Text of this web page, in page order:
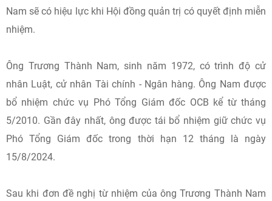
Nam sẽ có hiệu lực khi Hội đồng quản trị có quyết định miễn
nhiệm.
Ông Trương Thành Nam, sinh năm 1972, có trình độ cử
nhân Luật, cử nhân Tài chính - Ngân hàng. Ông Nam được
bổ nhiệm chức vụ Phó Tổng Giám đốc OCB kể từ tháng
5/2010. Gần đây nhất, ông được tái bổ nhiệm giữ chức vụ
Phó Tổng Giám đốc trong thời hạn 12 tháng là ngày
15/8/2024.
Sau khi đơn đề nghị từ nhiệm của ông Trương Thành Nam